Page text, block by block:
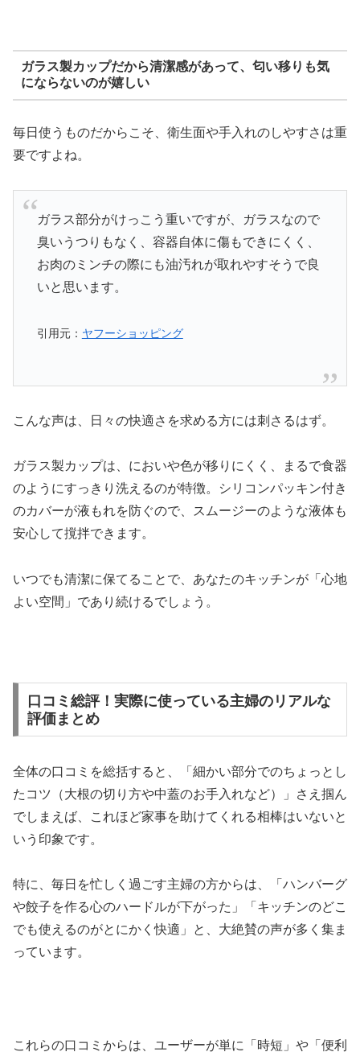
ガラス製カップだから清潔感があって、匂い移りも気
にならないのが嬉しい
毎日使うものだからこそ、衛生面や手入れのしやすさは重
要ですよね。
ガラス部分がけっこう重いですが、ガラスなので
臭いうつりもなく、容器自体に傷もできにくく、
お肉のミンチの際にも油汚れが取れやすそうで良
いと思います。
引用元： ヤフーショッピング
こんな声は、日々の快適さを求める方には刺さるはず。
ガラス製カップは、においや色が移りにくく、まるで食器
のようにすっきり洗えるのが特徴。シリコンパッキン付き
のカバーが液もれを防ぐので、スムージーのような液体も
安心して撹拌できます。
いつでも清潔に保てることで、あなたのキッチンが「心地
よい空間」であり続けるでしょう。
口コミ総評！実際に使っている主婦のリアルな
評価まとめ
全体の口コミを総括すると、「細かい部分でのちょっとし
たコツ（大根の切り方や中蓋のお手入れなど）」さえ掴ん
でしまえば、これほど家事を助けてくれる相棒はいないと
いう印象です。
特に、毎日を忙しく過ごす主婦の方からは、「ハンバーグ
や餃子を作る心のハードルが下がった」「キッチンのどこ
でも使えるのがとにかく快適」と、大絶賛の声が多く集ま
っています。
これらの口コミからは、ユーザーが単に「時短」や「便利